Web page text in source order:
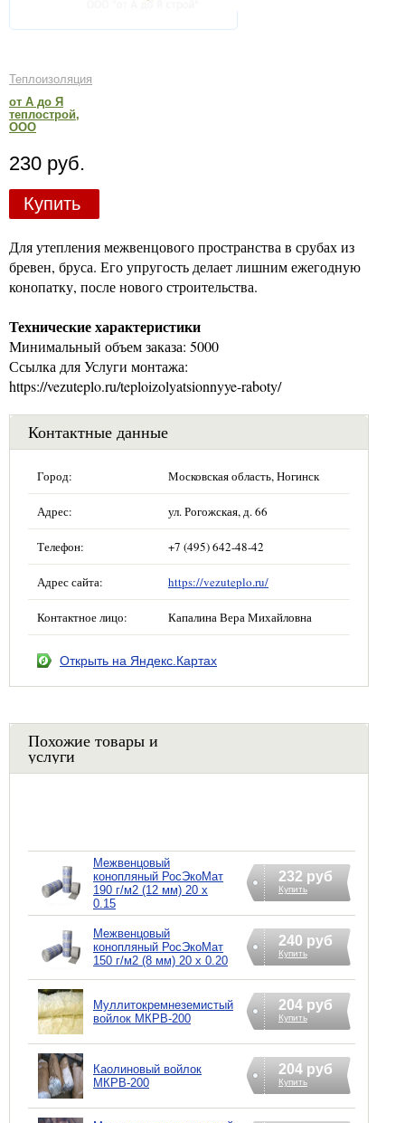
Теплоизоляция
от А до Я
теплострой,
ООО
230 руб.
Купить
Для утепления межвенцового пространства в срубах из
бревен, бруса. Его упругость делает лишним ежегодную
конопатку, после нового строительства.
Технические характеристики
Минимальный объем заказа: 5000
Ссылка для Услуги монтажа:
https://vezuteplo.ru/teploizolyatsionnyye-raboty/
Контактные данные
Город: Московская область, Ногинск
Адрес: ул. Рогожская, д. 66
Телефон: +7 (495) 642-48-42
Адрес сайта: https://vezuteplo.ru/
Контактное лицо: Капалина Вера Михайловна
Открыть на Яндекс.Картах
Похожие товары и
услуги
Межвенцовый
конопляный РосЭкоМат
190 г/м2 (12 мм) 20 х
0.15
232 руб
Купить
Межвенцовый
конопляный РосЭкоМат
150 г/м2 (8 мм) 20 х 0.20
240 руб
Купить
Муллитокремнеземистый
войлок МКРВ-200
204 руб
Купить
Каолиновый войлок
МКРВ-200
204 руб
Купить